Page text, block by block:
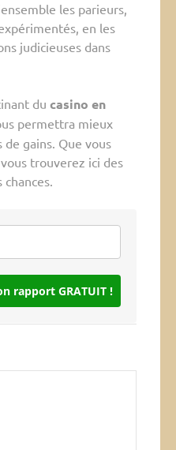
les parieurs,
en les
judicieuses dans
du casino en
permettra mieux
gains. Que vous
trouverez ici des
rapport GRATUIT !